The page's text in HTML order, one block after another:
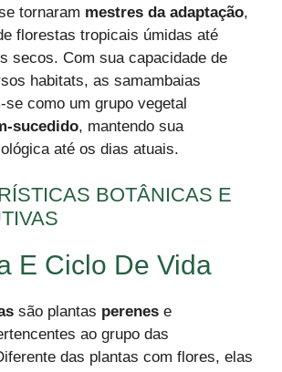
tornaram mestres da adaptação,
florestas tropicais úmidas até
secos. Com sua capacidade de
habitats, as samambaias
se como um grupo vegetal
sucedido, mantendo sua
até os dias atuais.
BOTÂNICAS E
E Ciclo De Vida
são plantas perenes e
ao grupo das
das plantas com flores, elas